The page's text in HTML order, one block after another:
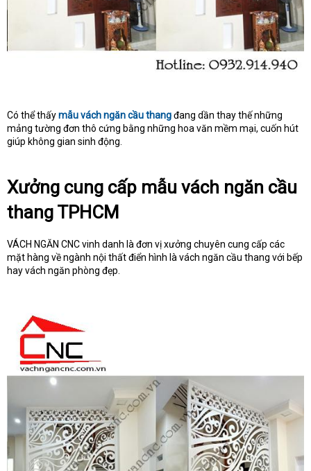
Có thể thấymẫu vách ngăn cầu thangđang dần thay thế những
mảng tường đơn thô cứng bằng những hoa văn mềm mại, cuốn hút
giúp không gian sinh động.
Xưởng cung cấp mẫu vách ngăn cầu
thang TPHCM
VÁCH NGĂN CNC vinh danh là đơn vị xưởng chuyên cung cấp các
mặt hàng về ngành nội thất điển hình là vách ngăn cầu thang với bếp
hay vách ngăn phòng đẹp.